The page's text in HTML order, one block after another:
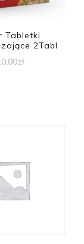
Tabletki
2Tabl
zł